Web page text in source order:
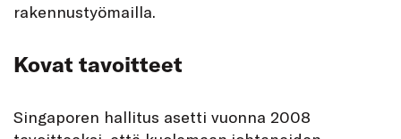
rakennustyömailla.
Kovat tavoitteet
Singaporen hallitus asetti vuonna 2008